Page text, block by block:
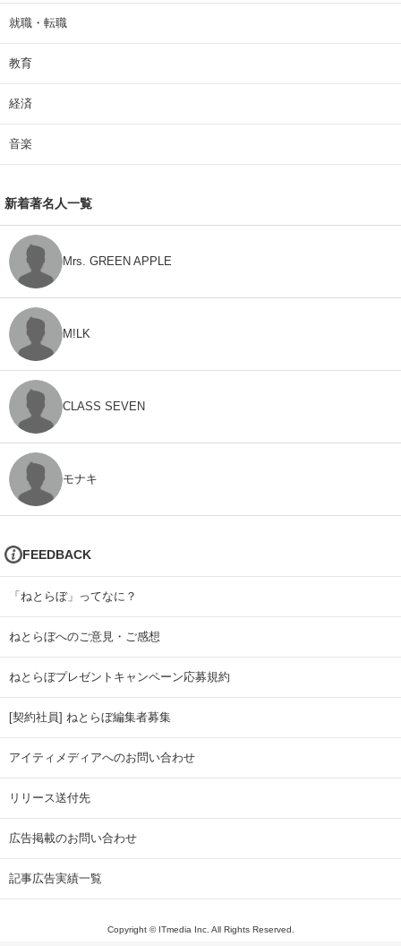
就職・転職
教育
経済
音楽
新着著名人一覧
Mrs. GREEN APPLE
M!LK
CLASS SEVEN
モナキ
FEEDBACK
「ねとらぼ」ってなに？
ねとらぼへのご意見・ご感想
ねとらぼプレゼントキャンペーン応募規約
[契約社員] ねとらぼ編集者募集
アイティメディアへのお問い合わせ
リリース送付先
広告掲載のお問い合わせ
記事広告実績一覧
Copyright © ITmedia Inc. All Rights Reserved.